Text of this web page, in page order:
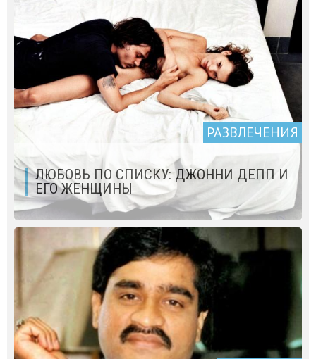
РАЗВЛЕЧЕНИЯ
ЛЮБОВЬ ПО СПИСКУ: ДЖОННИ ДЕПП И
ЕГО ЖЕНЩИНЫ